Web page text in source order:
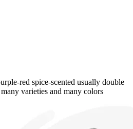
red spice-scented usually double
varieties and many colors